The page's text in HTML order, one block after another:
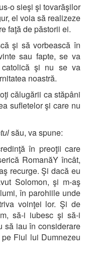
o sieşi şi tovarăşilor
el voia să realizeze
faţă de păstorii ei.
şi să vorbească în
sau fapte, se va
şi nu se va
noastră.
călugării ca stăpâni
sufletelor şi care nu
său, va spune:
în preoţii care
RomanăY încât,
recurge. Şi dacă eu
Solomon, şi m-aş
în parohiile unde
voinţei lor. Şi de
să-i iubesc şi să-i
să iau în considerare
Fiul lui Dumnezeu